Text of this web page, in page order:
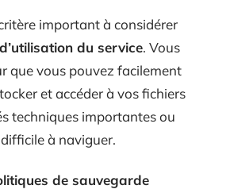
important à considérer
du service. Vous
que vous pouvez facilement
et accéder à vos fichiers
techniques importantes ou
à naviguer.
de sauvegarde